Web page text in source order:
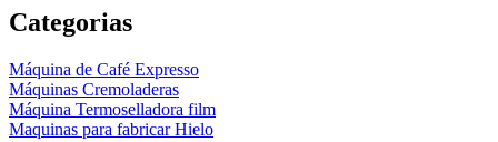
Categorias
Máquina de Café Expresso
Máquinas Cremoladeras
Máquina Termoselladora film
Maquinas para fabricar Hielo